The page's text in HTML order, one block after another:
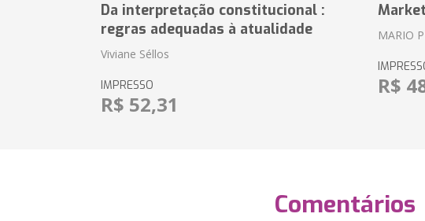
Da interpretação constitucional :
regras adequadas à atualidade
Viviane Séllos
IMPRESSO
R$ 52,31
MARIO
R$
Comentários